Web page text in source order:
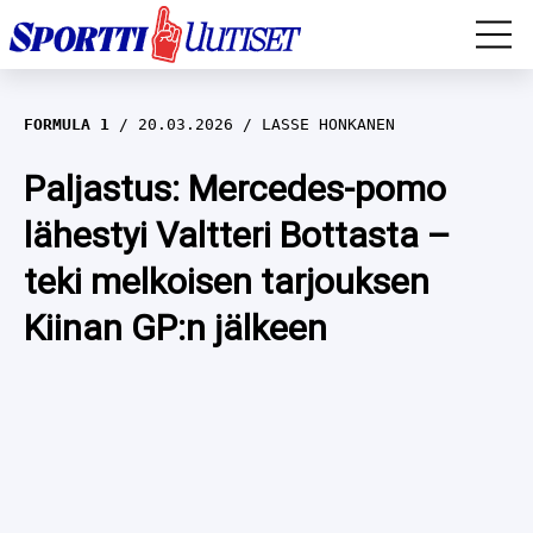
EM-YLEISURHEILU
JÄÄKIEKKO
YLEISURHEILU
WILMA HELTELÄ
TALVILAJIT
FORMULA 1 20.03.2026 LASSE HONKANEN
Paljastus: Mercedes-pomo
lähestyi Valtteri Bottasta –
teki melkoisen tarjouksen
Kiinan GP:n jälkeen